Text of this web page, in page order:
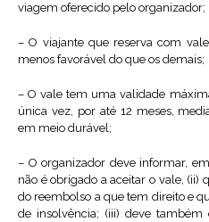
viagem oferecido pelo organizador;
– O viajante que reserva com
menos favorável do que os demais;
– O vale tem uma validade
única vez, por até 12 meses,
em meio durável;
– O organizador deve informar,
não é obrigado a aceitar o vale, (ii)
do reembolso a que tem direito e
de insolvência; (iii) deve